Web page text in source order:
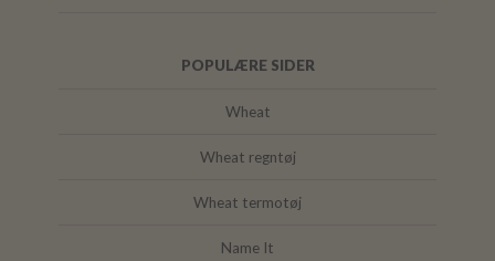
POPULÆRE SIDER
Wheat
Wheat regntøj
Wheat termotøj
Name It